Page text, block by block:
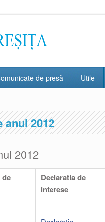
de presă Utile
anul 2012
2012
de
Declaratia de
interese